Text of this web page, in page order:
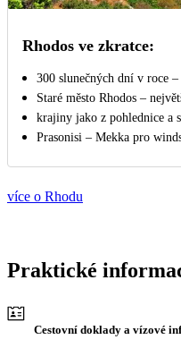
Rhodos ve zkratce:
300 slunečných dní v roce –
Staré město Rhodos –
krajiny jako z pohlednice a
Prasonisi – Mekka pro
více o Rhodu
Praktické
Cestovní doklady a vízové